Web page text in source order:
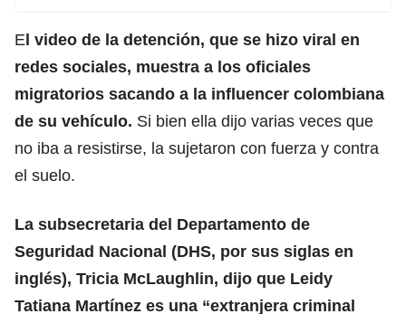
El video de la detención, que se hizo viral en
redes sociales, muestra a los oficiales
migratorios sacando a la influencer colombiana
de su vehículo. Si bien ella dijo varias veces que
no iba a resistirse, la sujetaron con fuerza y contra
el suelo.
La subsecretaria del Departamento de
Seguridad Nacional (DHS, por sus siglas en
inglés), Tricia McLaughlin, dijo que Leidy
Tatiana Martínez es una “extranjera criminal